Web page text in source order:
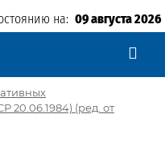
на: 09 августа 2026
20.06.1984) (ред. от